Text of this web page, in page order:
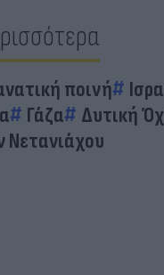
ποινή
Γάζα Δυτική
Νετανιάχου